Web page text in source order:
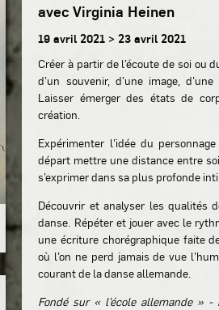
avec Virginia Heinen
19 avril 2021 > 23 avril 2021
Créer à partir de l’écoute de soi ou
d’un souvenir, d’une image,
Laisser émerger des états de
création.
Expérimenter l’idée du
départ mettre une distance entre
s’exprimer dans sa plus profonde
Découvrir et analyser les qualités
danse. Répéter et jouer avec le
une écriture chorégraphique faite
où l’on ne perd jamais de vue
courant de la danse allemande.
Fondé sur « l’école allemande »